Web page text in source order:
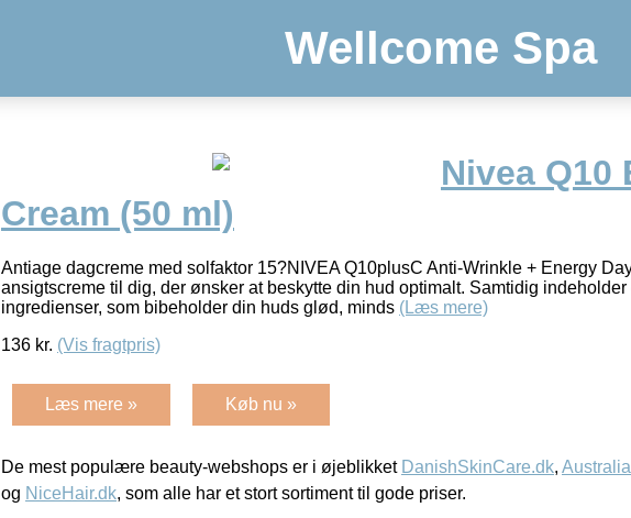
Wellcome Spa
Nivea Q10
Cream (50 ml)
Antiage dagcreme med solfaktor 15?NIVEA Q10plusC Anti-Wrinkle + Energy
ansigtscreme til dig, der ønsker at beskytte din hud optimalt. Samtidig
ingredienser, som bibeholder din huds glød, minds (Læs mere)
136 kr. (Vis fragtpris)
Læs mere » Køb nu »
De mest populære beauty-webshops er i øjeblikket DanishSkinCare.dk,
og NiceHair.dk, som alle har et stort sortiment til gode priser.